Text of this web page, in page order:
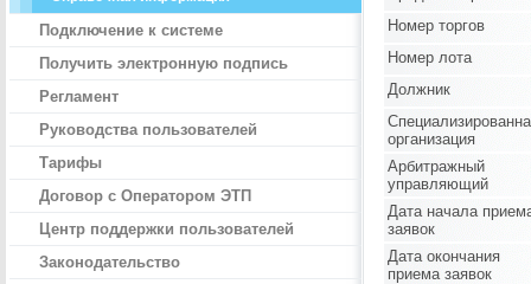
Подключение к системе
Получить электронную подпись
Регламент
Руководства пользователей
Тарифы
Договор с Оператором ЭТП
Центр поддержки пользователей
Законодательство
Номер торгов
Номер лота
Должник
организация
Арбитражный
управляющий
Дата начала
заявок
Дата окончания
приема заявок